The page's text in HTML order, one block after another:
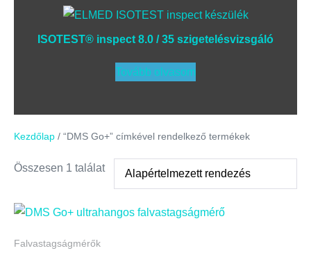
ISOTEST® inspect 8.0 / 35 szigetelésvizsgáló
Tovább olvasom
Kezdőlap / “DMS Go+” címkével rendelkező termékek
Összesen 1 találat
Falvastagságmérők